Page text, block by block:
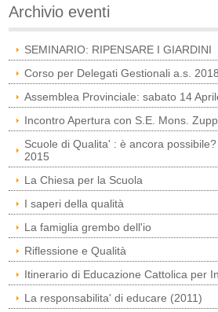
Archivio eventi
SEMINARIO: RIPENSARE I GIARDINI
Corso per Delegati Gestionali a.s.
Assemblea Provinciale: sabato 14
Incontro Apertura con S.E. Mons.
Scuole di Qualita' : è ancora
2015
La Chiesa per la Scuola
I saperi della qualità
La famiglia grembo dell'io
Riflessione e Qualità
Itinerario di Educazione Cattolica per
La responsabilita' di educare (2011)